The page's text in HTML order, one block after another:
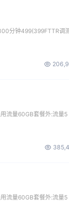
分钟499(399FTTR调
流量60GB套餐外:流量5
流量60GB套餐外:流量5